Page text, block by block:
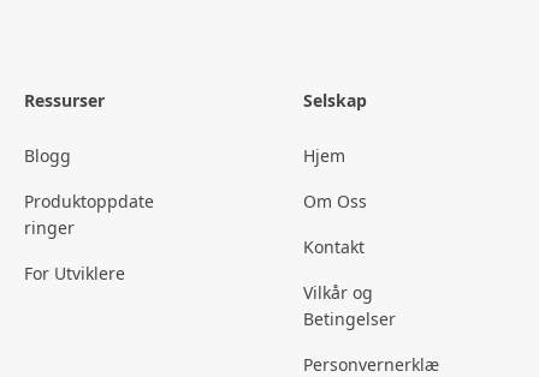
Ressurser
Blogg
Produktoppdate
ringer
For Utviklere
Selskap
Hjem
Om Oss
Kontakt
Vilkår og
Betingelser
Personvernerklæ